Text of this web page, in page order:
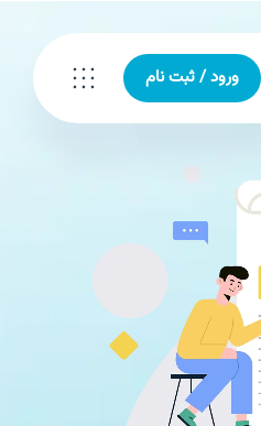
ورود / ثبت نام